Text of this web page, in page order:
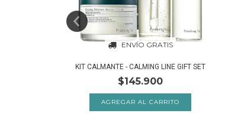
ENVÍO GRATIS
KIT CALMANTE - CALMING LINE GIFT SET
$145.900